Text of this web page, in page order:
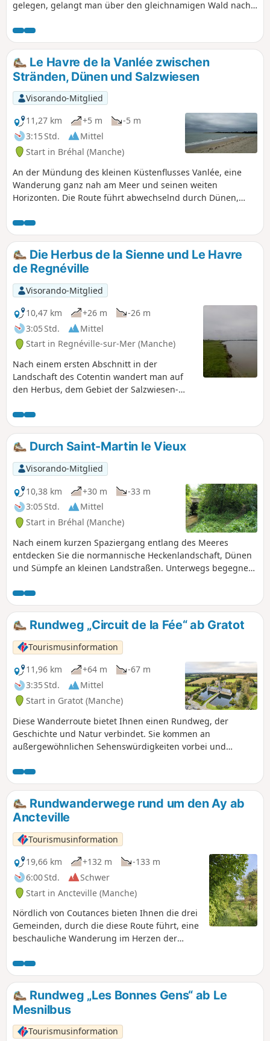
gelegen, gelangt man über den gleichnamigen Wald nach
Lucerne... und schlängelt sich durch die Bocage-Landschaft
von La Rochelle-Normande, um schließlich den Parkplatz
von Le Pelotin auf dem Gelände des ehemaligen Bahnhofs
zu erreichen.
Le Havre de la Vanlée zwischen
Stränden, Dünen und Salzwiesen
Visorando-Mitglied
11,27 km
+5 m
-5 m
3:15 Std.
Mittel
Start in Bréhal (Manche)
An der Mündung des kleinen Küstenflusses Vanlée, eine
Wanderung ganz nah am Meer und seinen weiten
Horizonten. Die Route führt abwechselnd durch Dünen,
und am Strand entlang.
Die Herbus de la Sienne und Le Havre
de Regnéville
Visorando-Mitglied
10,47 km
+26 m
-26 m
3:05 Std.
Mittel
Start in Regnéville-sur-Mer (Manche)
Nach einem ersten Abschnitt in der
Landschaft des Cotentin wandert man auf
den Herbus, dem Gebiet der Salzwiesen-
seiner Mündung.
Durch Saint-Martin le Vieux
Visorando-Mitglied
10,38 km
+30 m
-33 m
3:05 Std.
Mittel
Start in Bréhal (Manche)
Nach einem kurzen Spaziergang entlang des Meeres
entdecken Sie die normannische Heckenlandschaft, Dünen
und Sümpfe an kleinen Landstraßen. Unterwegs begegnen
neugierigen Eseln, Schafen oder einem kleinen, im Grünen
versteckten Bach...
Rundweg „Circuit de la Fée“ ab Gratot
Tourismusinformation
11,96 km
+64 m
-67 m
3:35 Std.
Mittel
Start in Gratot (Manche)
Diese Wanderroute bietet Ihnen einen Rundweg, der
Geschichte und Natur verbindet. Sie kommen an
außergewöhnlichen Sehenswürdigkeiten vorbei und
Natur und alter Gemäuer ist Gratot eine kleine Oase der
Ruhe vor den Toren von Coutances.
Rundwanderwege rund um den Ay ab
Ancteville
Tourismusinformation
19,66 km
+132 m
-133 m
6:00 Std.
Schwer
Start in Ancteville (Manche)
Nördlich von Coutances bieten Ihnen die drei
Gemeinden, durch die diese Route führt, eine
beschauliche Wanderung im Herzen der
Rundweg „Les Bonnes Gens“ ab Le
Mesnilbus
Tourismusinformation